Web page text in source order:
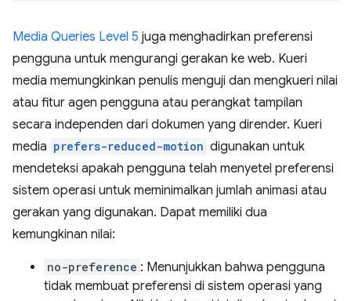
Media Queries Level 5 juga menghadirkan preferensi
pengguna untuk mengurangi gerakan ke web. Kueri
media memungkinkan penulis menguji dan mengkueri nilai
atau fitur agen pengguna atau perangkat tampilan
secara independen dari dokumen yang dirender. Kueri
media prefers-reduced-motion digunakan untuk
mendeteksi apakah pengguna telah menyetel preferensi
sistem operasi untuk meminimalkan jumlah animasi atau
gerakan yang digunakan. Dapat memiliki dua
kemungkinan nilai:
no-preference : Menunjukkan bahwa pengguna
tidak membuat preferensi di sistem operasi yang